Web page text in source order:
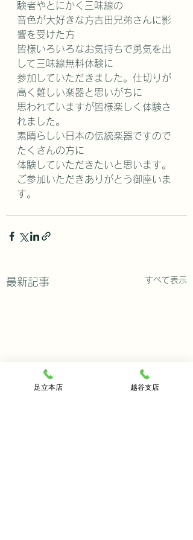
験者やとにかく三味線の
音色が大好きな方吉田兄弟さんに影
響を受けた方
皆様いろいろなお気持ちで勇気を出
して三味線無料体験に
参加していただきました。仕切りが
高く難しい楽器と思いがちに
思われていますが皆様楽しく体験さ
れました。
素晴らしい日本の伝統楽器ですので
たくさんの方に
体験していただきたいと思います。
ご参加いただきありがとう御座いま
す。
最新記事 すべて表示
足立本店 越谷支店